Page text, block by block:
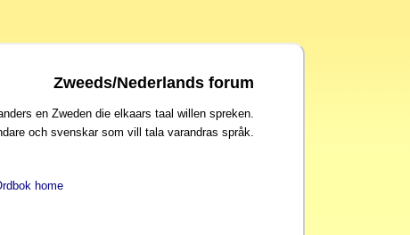
Zweeds/Nederlands forum
en Zweden die elkaars taal willen spreken.
och svenskar som vill tala varandras språk.
home